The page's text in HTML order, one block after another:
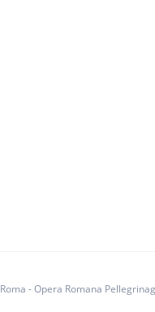
- Opera Romana